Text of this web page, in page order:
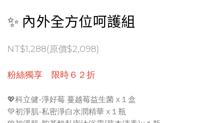
✨ 內外全方位呵護組
NT$1,288(原價$2,098)
粉絲獨享 限時６２折
💖科立健-淨好莓 蔓越莓益生菌 x１盒
💚初淨肌-私密淨白水潤精華 x１瓶